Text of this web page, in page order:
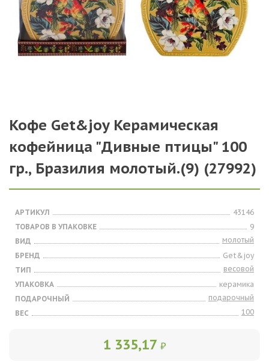
Кофе Get&joy Керамическая
кофейница "Дивные птицы" 100
гр., Бразилия молотый.(9) (27992)
АРТИКУЛ
43146
ТОВАРОВ В УПАКОВКЕ
9
ВИД
молотый
БРЕНД
Get&joy
ТИП
весовой
УПАКОВКА
керамика
ПОДАРОЧНЫЙ
подарочный
ВЕС
100
1 335,17 ₽